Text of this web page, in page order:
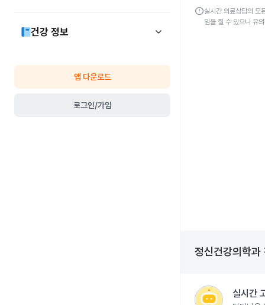
건강 정보
앱 다운로드
로그인/가입
error실시간 의료상담의 모
임을 질 수 있으니 유
정신건강의학과
실시간